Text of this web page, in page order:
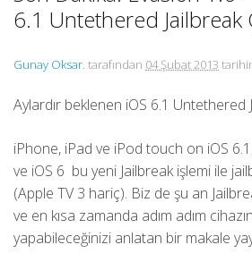
6.1 Untethered Jailbreak
Gunay Oksar. tarafından 04 Şubat 2013
Aylardır beklenen iOS 6.1 Untethered
iPhone, iPad ve iPod touch on iOS
ve iOS 6 bu yeni Jailbreak işlemi ile
(Apple TV 3 hariç). Biz de şu an
ve en kısa zamanda adım adım
yapabileceğinizi anlatan bir makale